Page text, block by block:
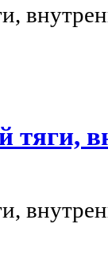
тяги,